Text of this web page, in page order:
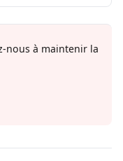
nous à maintenir la